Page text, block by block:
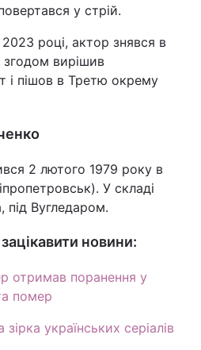
у стрій.
році, актор знявся в
згодом вирішив
і пішов в Третю окрему
2 лютого 1979 року в
У складі
Вугледаром.
новини:
отримав поранення у
помер
зірка українських серіалів